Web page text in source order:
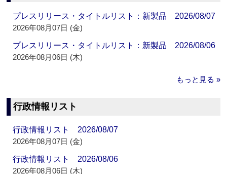
プレスリリース・タイトルリスト：新製品 2026/08/07
2026年08月07日 (金)
プレスリリース・タイトルリスト：新製品 2026/08/06
2026年08月06日 (木)
もっと見る »
行政情報リスト
行政情報リスト 2026/08/07
2026年08月07日 (金)
行政情報リスト 2026/08/06
2026年08月06日 (木)